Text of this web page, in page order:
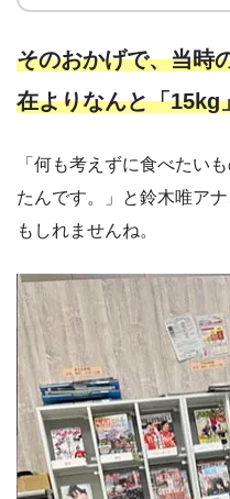
そのおかげで、当時
在よりなんと「15kg
「何も考えずに食べたい
たんです。」と鈴木唯ア
もしれませんね。